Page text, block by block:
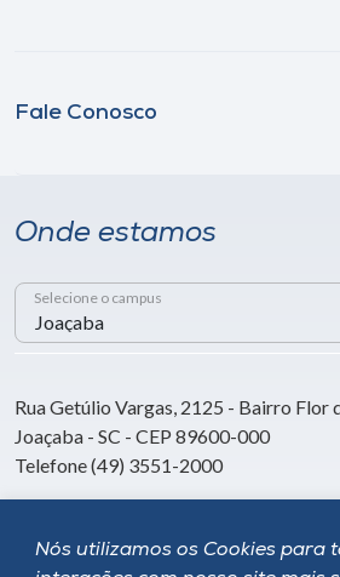
Nós utilizamos os Cookies para
Fale Conosco
Onde estamos
Selecione o campus
Rua Getúlio Vargas, 2125 - Bairro Flor
Joaçaba - SC - CEP 89600-000
Telefone (49) 3551-2000
Siga a Unoesc